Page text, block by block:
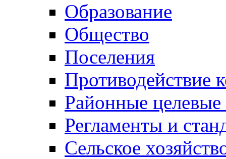
Образование
Общество
Поселения
Противодействие
Районные
Регламенты и
Сельское